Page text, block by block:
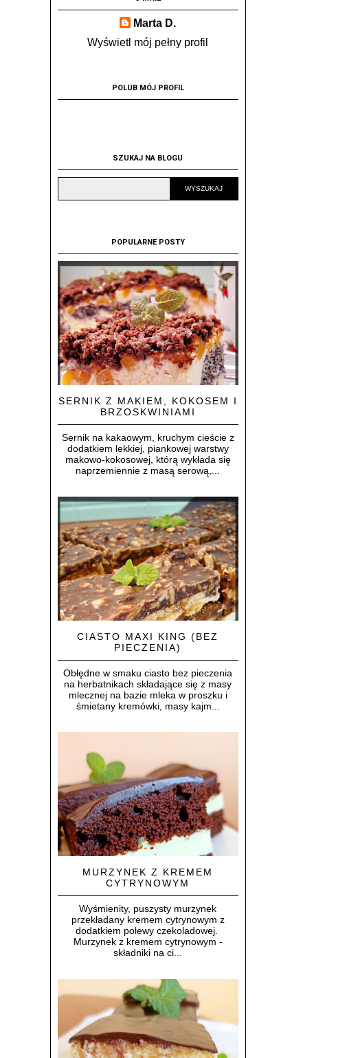
Marta D.
Wyświetl mój pełny profil
POLUB MÓJ PROFIL
SZUKAJ NA BLOGU
POPULARNE POSTY
SERNIK Z MAKIEM, KOKOSEM I
BRZOSKWINIAMI
Sernik na kakaowym, kruchym cieście z
dodatkiem lekkiej, piankowej warstwy
makowo-kokosowej, którą wykłada się
naprzemiennie z masą serową,...
CIASTO MAXI KING (BEZ
PIECZENIA)
Obłędne w smaku ciasto bez pieczenia
na herbatnikach składające się z masy
mlecznej na bazie mleka w proszku i
śmietany kremówki, masy kajm...
MURZYNEK Z KREMEM
CYTRYNOWYM
Wyśmienity, puszysty murzynek
przekładany kremem cytrynowym z
dodatkiem polewy czekoladowej.
Murzynek z kremem cytrynowym -
składniki na ci...